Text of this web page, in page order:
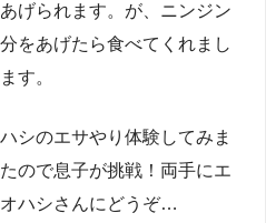
げられます。が、ニンジン
をあげたら食べてくれまし
す。
シのエサやり体験してみま
ので息子が挑戦！両手にエ
ハシさんにどうぞ…